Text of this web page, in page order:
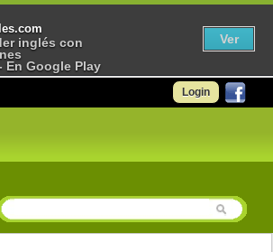
Login
inglés con
En Google Play
Ver